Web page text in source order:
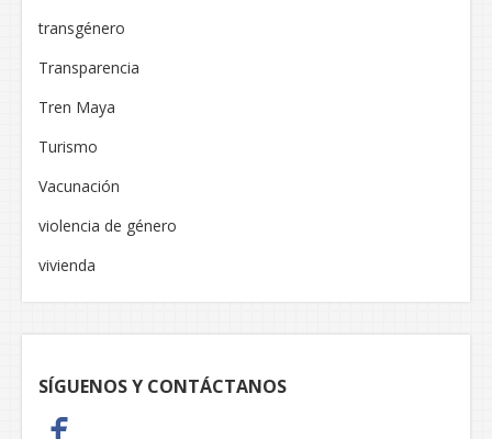
transgénero
Transparencia
Tren Maya
Turismo
Vacunación
violencia de género
vivienda
SÍGUENOS Y CONTÁCTANOS